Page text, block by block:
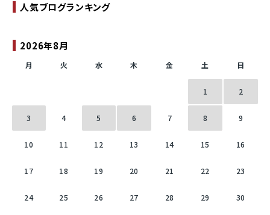
2026年8月
月 火 水 木 金 土 日
1 2
3 4 5 6 7 8 9
10 11 12 13 14 15 16
17 18 19 20 21 22 23
24 25 26 27 28 29 30
人気ブログランキング